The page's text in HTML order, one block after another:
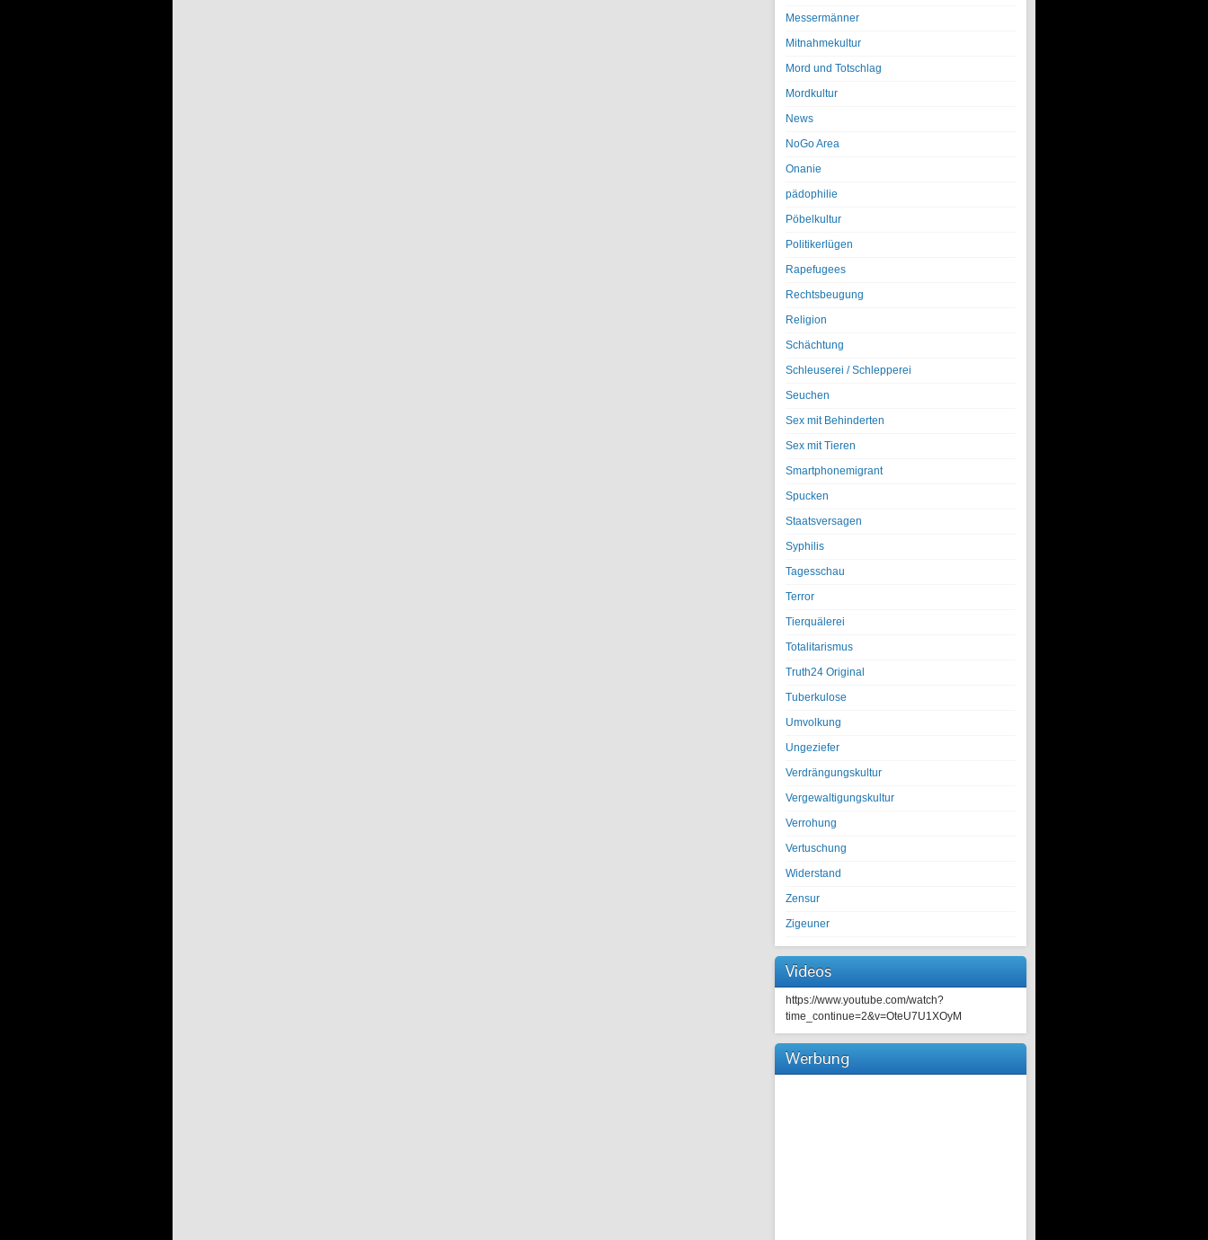
Messermänner
Mitnahmekultur
Mord und Totschlag
Mordkultur
News
NoGo Area
Onanie
pädophilie
Pöbelkultur
Politikerlügen
Rapefugees
Rechtsbeugung
Religion
Schächtung
Schleuserei / Schlepperei
Seuchen
Sex mit Behinderten
Sex mit Tieren
Smartphonemigrant
Spucken
Staatsversagen
Syphilis
Tagesschau
Terror
Tierquälerei
Totalitarismus
Truth24 Original
Tuberkulose
Umvolkung
Ungeziefer
Verdrängungskultur
Vergewaltigungskultur
Verrohung
Vertuschung
Widerstand
Zensur
Zigeuner
Videos
https://www.youtube.com/watch?
time_continue=2&v=OteU7U1XOyM
Werbung